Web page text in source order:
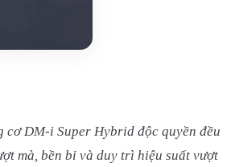
cơ DM-i Super Hybrid độc quyền đều
mà, bền bỉ và duy trì hiệu suất vượt